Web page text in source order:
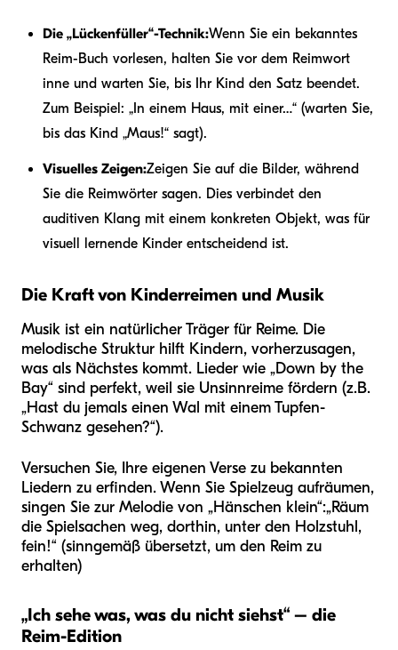
Die „Lückenfüller“-Technik:Wenn Sie ein bekanntes
Reim-Buch vorlesen, halten Sie vor dem Reimwort
inne und warten Sie, bis Ihr Kind den Satz beendet.
Zum Beispiel: „In einem Haus, mit einer…“ (warten Sie,
bis das Kind „Maus!“ sagt).
Visuelles Zeigen:Zeigen Sie auf die Bilder, während
Sie die Reimwörter sagen. Dies verbindet den
auditiven Klang mit einem konkreten Objekt, was für
visuell lernende Kinder entscheidend ist.
Die Kraft von Kinderreimen und Musik
Musik ist ein natürlicher Träger für Reime. Die
melodische Struktur hilft Kindern, vorherzusagen,
was als Nächstes kommt. Lieder wie „Down by the
Bay“ sind perfekt, weil sie Unsinnreime fördern (z.B.
„Hast du jemals einen Wal mit einem Tupfen-
Schwanz gesehen?“).
Versuchen Sie, Ihre eigenen Verse zu bekannten
Liedern zu erfinden. Wenn Sie Spielzeug aufräumen,
singen Sie zur Melodie von „Hänschen klein“:„Räum
die Spielsachen weg, dorthin, unter den Holzstuhl,
fein!“ (sinngemäß übersetzt, um den Reim zu
erhalten)
„Ich sehe was, was du nicht siehst“ – die
Reim-Edition